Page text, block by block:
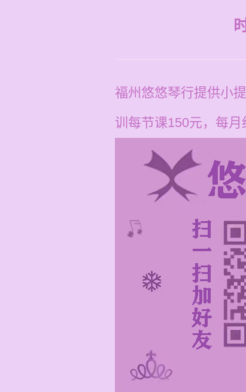
福州悠悠琴行提供小
训每节课150元，每月